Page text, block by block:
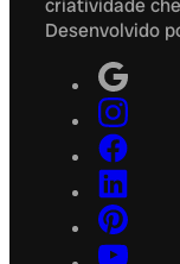
criatividade
Desenvolvido